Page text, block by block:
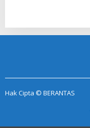
Hak Cipta © BERANTAS